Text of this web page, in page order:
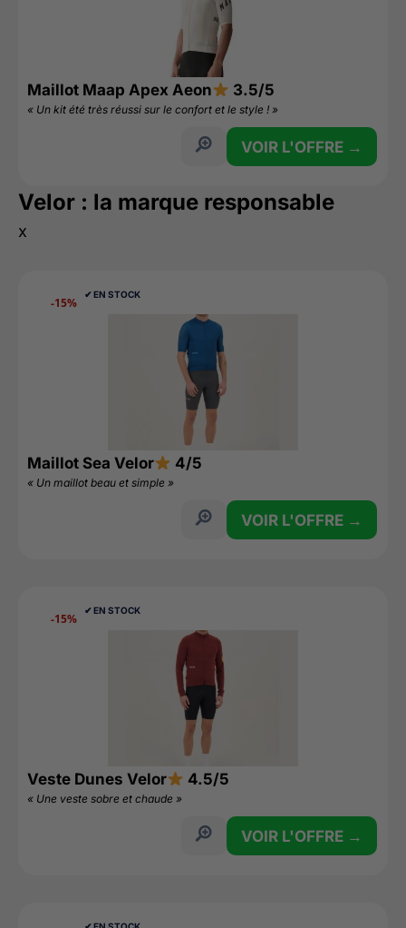
Maillot Maap Apex Aeon 3.5/5
« Un kit été très réussi sur le confort et le style ! »
VOIR L'OFFRE →
Velor : la marque responsable
x
-15%
✔︎ EN STOCK
Maillot Sea Velor 4/5
« Un maillot beau et simple »
VOIR L'OFFRE →
-15%
✔︎ EN STOCK
Veste Dunes Velor 4.5/5
« Une veste sobre et chaude »
VOIR L'OFFRE →